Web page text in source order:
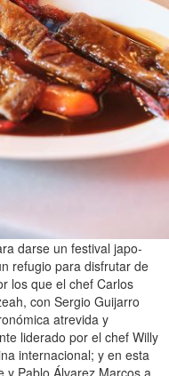
darse un festival japo-
refugio para disfrutar de
los que el chef Carlos
con Sergio Guijarro
atrevida y
liderado por el chef Willy
internacional; y en esta
y Pablo Álvarez Marcos a